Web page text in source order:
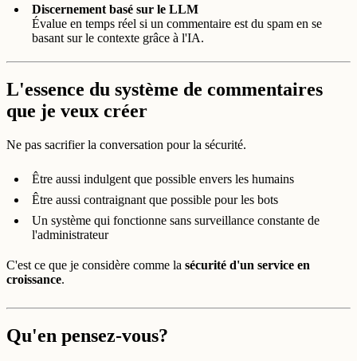
Discernement basé sur le LLM
Évalue en temps réel si un commentaire est du spam en se
basant sur le contexte grâce à l'IA.
L'essence du système de commentaires
que je veux créer
Ne pas sacrifier la conversation pour la sécurité.
Être aussi indulgent que possible envers les humains
Être aussi contraignant que possible pour les bots
Un système qui fonctionne sans surveillance constante de
l'administrateur
C'est ce que je considère comme la sécurité d'un service en
croissance.
Qu'en pensez-vous?